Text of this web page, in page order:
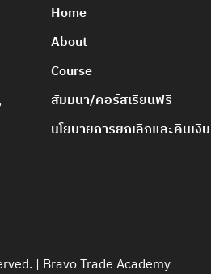
Home
About
Course
สัมมนา/คอร์สเรียนฟรี
นโยบายการยกเลิกและคืนเงิน
| Bravo Trade Academy